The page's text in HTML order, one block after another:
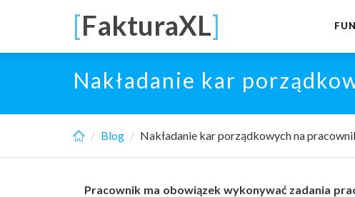
main
[FakturaXL]
Nakładanie kar
Blog Nakładanie kar porządkowych na
Pracownik ma obowiązek wykonywać zadania